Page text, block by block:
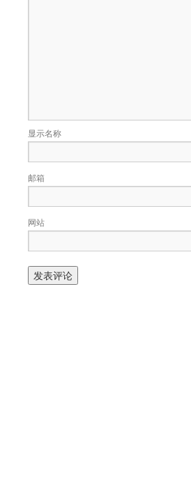
显示名称
邮箱
网站